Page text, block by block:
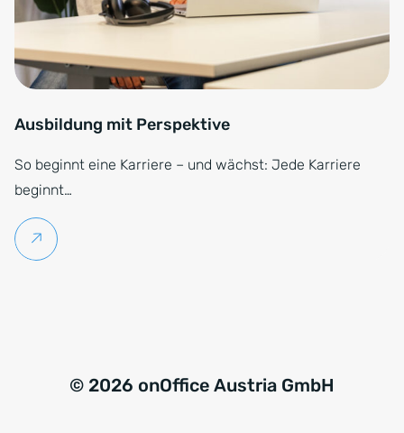
Ausbildung mit Perspektive
So beginnt eine Karriere – und wächst: Jede Karriere
beginnt…
Weiterlesen
© 2026 onOffice Austria GmbH